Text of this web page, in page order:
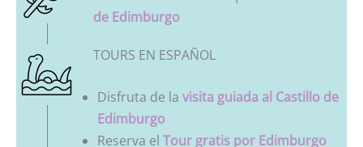
de Edimburgo
TOURS EN ESPAÑOL
Disfruta de la visita guiada al Castillo de
Edimburgo
Reserva el Tour gratis por Edimburgo